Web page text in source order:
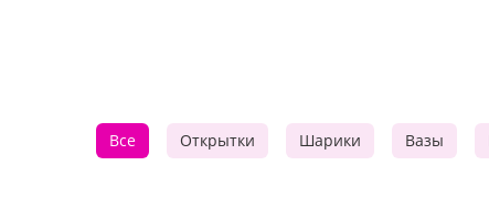
Все Открытки Шарики Вазы